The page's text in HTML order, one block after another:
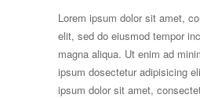
Lorem ipsum dolor sit amet,
elit, sed do eiusmod tempor
magna aliqua. Ut enim ad
ipsum dosectetur adipisicing
ipsum dolor sit amet,